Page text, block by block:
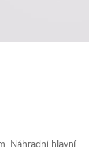
Náhradní hlavní